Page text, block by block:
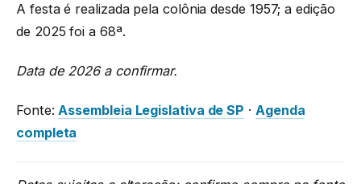
A festa é realizada pela colônia desde 1957; a edição
de 2025 foi a 68ª.
Data de 2026 a confirmar.
Fonte:Assembleia Legislativa de SP · Agenda
completa